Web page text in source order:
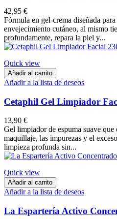
42,95 €
Fórmula en gel-crema diseñada
envejecimiento cutáneo, al mismo
profundamente, repara la piel y...
Quick view
Añadir al carrito
Añadir a la lista de deseos
Cetaphil Gel Limpiador
13,90 €
Gel limpiador de espuma suave
maquillaje, las impurezas y el
limpieza profunda sin...
Quick view
Añadir al carrito
Añadir a la lista de deseos
La Espartería Activo